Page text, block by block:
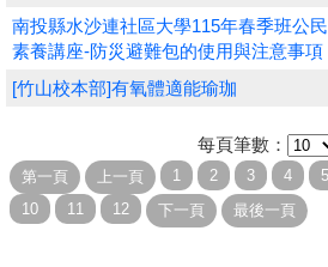
南投縣水沙連社區大學115年春季班公民
素養講座-防災避難包的使用與注意事項
[竹山校本部]有氧體適能瑜珈
每頁筆數：